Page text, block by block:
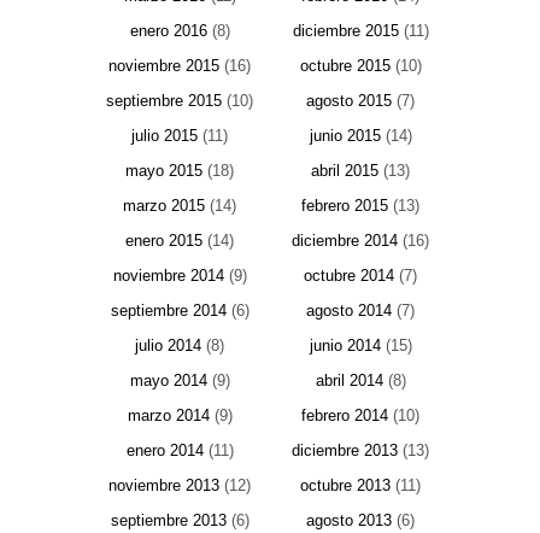
enero 2016(8) diciembre 2015(11)
noviembre 2015 (16) octubre 2015(10)
septiembre 2015 (10) agosto 2015 (7)
julio 2015 (11) junio 2015(14)
mayo 2015 (18) abril 2015 (13)
marzo 2015 (14) febrero 2015 (13)
enero 2015 (14) diciembre 2014 (16)
noviembre 2014(9) octubre 2014 (7)
septiembre 2014(6) agosto 2014 (7)
julio 2014 (8) junio 2014(15)
mayo 2014(9) abril 2014(8)
marzo 2014(9) febrero 2014 (10)
enero 2014(11) diciembre 2013 (13)
noviembre 2013 (12) octubre 2013 (11)
septiembre 2013(6) agosto 2013 (6)